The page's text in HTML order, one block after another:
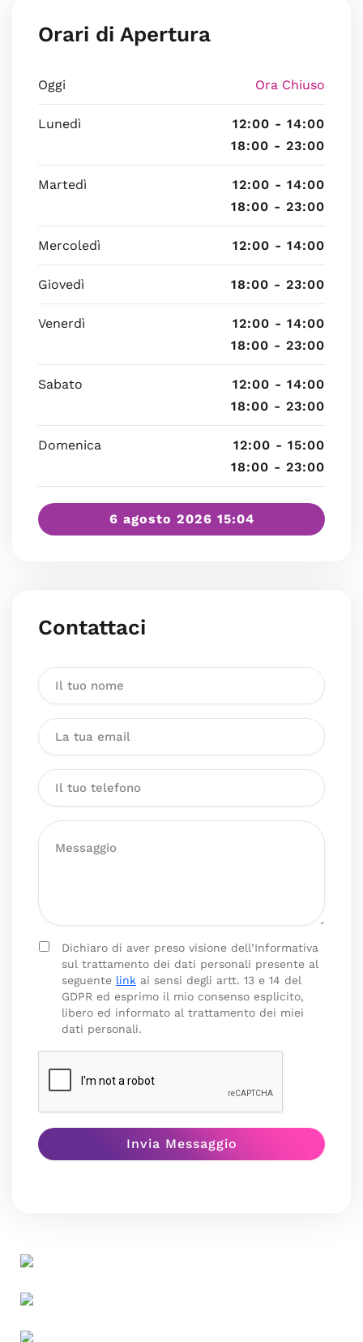
Orari di Apertura
Oggi Ora Chiuso
Lunedì
12:00 - 14:00
18:00 - 23:00
Martedì
12:00 - 14:00
18:00 - 23:00
Mercoledì 12:00 - 14:00
Giovedì 18:00 - 23:00
Venerdì
12:00 - 14:00
18:00 - 23:00
Sabato
12:00 - 14:00
18:00 - 23:00
Domenica
12:00 - 15:00
18:00 - 23:00
6 agosto 2026 15:04
Contattaci
Dichiaro di aver preso visione dell’Informativa
sul trattamento dei dati personali presente al
seguente link ai sensi degli artt. 13 e 14 del
GDPR ed esprimo il mio consenso esplicito,
libero ed informato al trattamento dei miei
dati personali.